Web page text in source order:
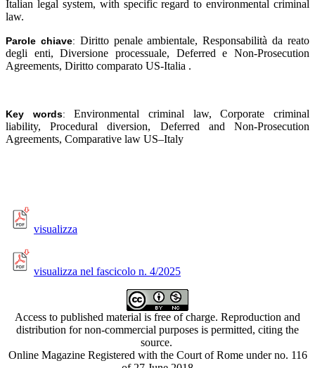
Italian legal system, with specific regard to environmental criminal
law.
Parole chiave: Diritto penale ambientale, Responsabilità da reato
degli enti, Diversione processuale, Deferred e Non-Prosecution
Agreements, Diritto comparato US-Italia .
Key words:Environmental criminal law, Corporate criminal
liability, Procedural diversion, Deferred and Non-Prosecution
Agreements, Comparative law US–Italy
visualizza
visualizza nel fascicolo n. 4/2025
Access to published material is free of charge. Reproduction and
distribution for non-commercial purposes is permitted, citing the
source.
Online Magazine Registered with the Court of Rome under no. 116